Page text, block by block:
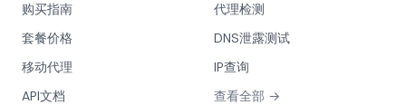
购买指南
套餐价格
移动代理
API文档
代理检测
DNS泄露测试
IP查询
查看全部 →